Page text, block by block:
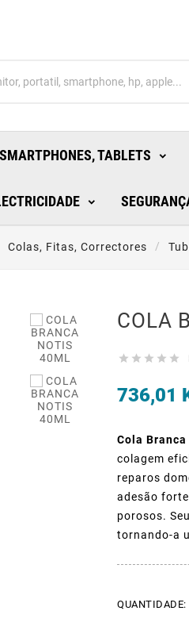
SMARTPHONES, TABLETS
Colas, Fitas, Correctores
COLA
    
736,01
Cola Branca
colagem
reparos
adesão
porosos.
tornando-a
QUANTIDADE: